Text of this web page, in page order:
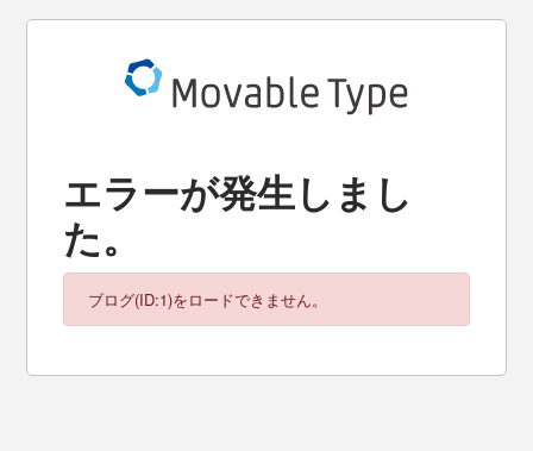
エラーが発生しまし
た。
ブログ(ID:1)をロードできません。